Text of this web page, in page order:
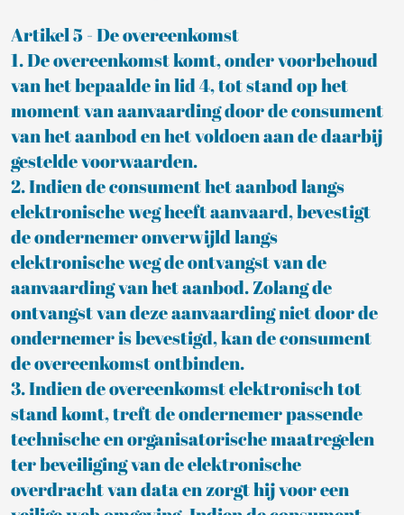
Artikel 5 - De overeenkomst
1. De overeenkomst komt, onder voorbehoud
van het bepaalde in lid 4, tot stand op het
moment van aanvaarding door de consument
van het aanbod en het voldoen aan de daarbij
gestelde voorwaarden.
2. Indien de consument het aanbod langs
elektronische weg heeft aanvaard, bevestigt
de ondernemer onverwijld langs
elektronische weg de ontvangst van de
aanvaarding van het aanbod. Zolang de
ontvangst van deze aanvaarding niet door de
ondernemer is bevestigd, kan de consument
de overeenkomst ontbinden.
3. Indien de overeenkomst elektronisch tot
stand komt, treft de ondernemer passende
technische en organisatorische maatregelen
ter beveiliging van de elektronische
overdracht van data en zorgt hij voor een